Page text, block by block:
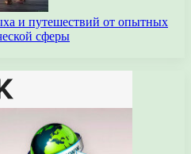
и путешествий от опытных
сферы